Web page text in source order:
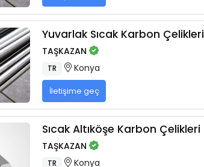
Yuvarlak Sıcak Karbon Çelikleri
TAŞKAZAN
TR Konya
İletişime geç
Sıcak Altıköşe Karbon Çelikleri
TAŞKAZAN
TR Konya